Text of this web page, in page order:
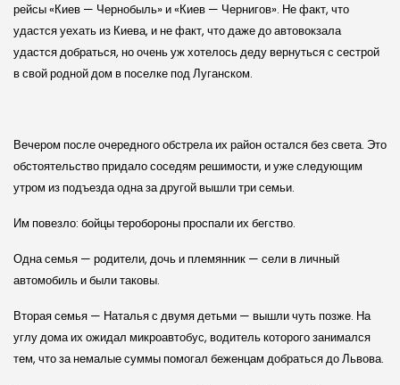
рейсы «Киев — Чернобыль» и «Киев — Чернигов». Не факт, что
удастся уехать из Киева, и не факт, что даже до автовокзала
удастся добраться, но очень уж хотелось деду вернуться с сестрой
в свой родной дом в поселке под Луганском.
Вечером после очередного обстрела их район остался без света. Это
обстоятельство придало соседям решимости, и уже следующим
утром из подъезда одна за другой вышли три семьи.
Им повезло: бойцы теробороны проспали их бегство.
Одна семья — родители, дочь и племянник — сели в личный
автомобиль и были таковы.
Вторая семья — Наталья с двумя детьми — вышли чуть позже. На
углу дома их ожидал микроавтобус, водитель которого занимался
тем, что за немалые суммы помогал беженцам добраться до Львова.